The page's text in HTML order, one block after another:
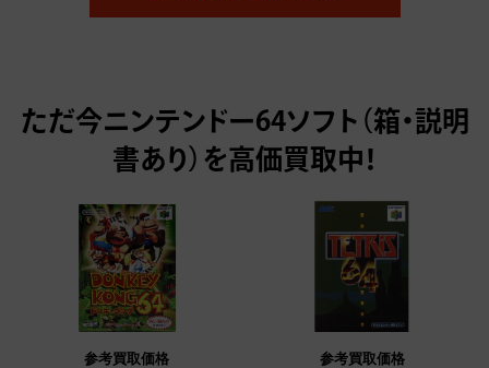
ただ今ニンテンドー64ソフト（箱・説明
書あり）を高価買取中！
参考買取価格 参考買取価格